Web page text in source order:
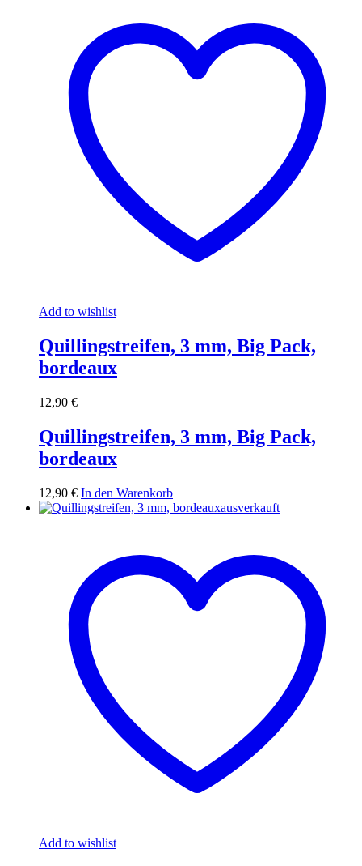
Add to wishlist
Quillingstreifen, 3 mm, Big Pack,
bordeaux
12,90 €
Quillingstreifen, 3 mm, Big Pack,
bordeaux
12,90 € In den Warenkorb
ausverkauft
Add to wishlist